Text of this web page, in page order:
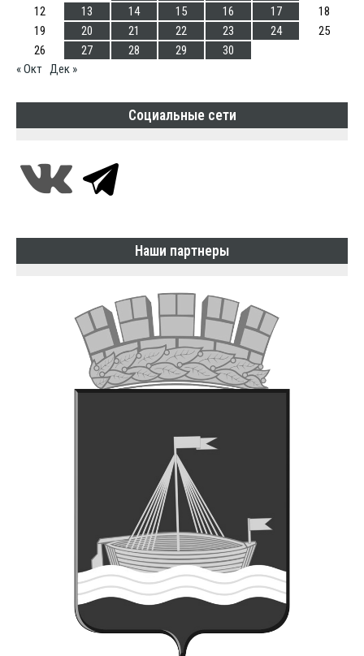
12
13 14 15 16 17
18
19
20 21 22 23 24
25
26
27 28 29
30
« Окт Дек »
Социальные сети
Наши партнеры